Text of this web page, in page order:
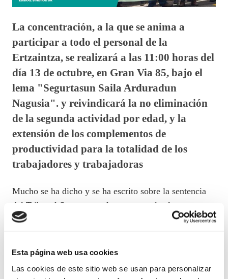
Esta página web usa cookies
Las cookies de este sitio web se usan para personalizar
La concentración, a la que se anima a
participar a todo el personal de la
Ertzaintza, se realizará a las 11:00 horas del
día 13 de octubre, en Gran Via 85, bajo el
lema "Segurtasun Saila Arduradun
Nagusia". y reivindicará la no eliminación
de la segunda actividad por edad, y la
extensión de los complementos de
productividad para la totalidad de los
trabajadores y trabajadoras
Mucho se ha dicho y se ha escrito sobre la sentencia
del Tribunal Supremo en la que se anula el
complemento de productividad y la regulación del
SAM, pero creemos que, una vez más, el máximo
responsable de lo ocurrido escurre el bulto pone el
de ello.